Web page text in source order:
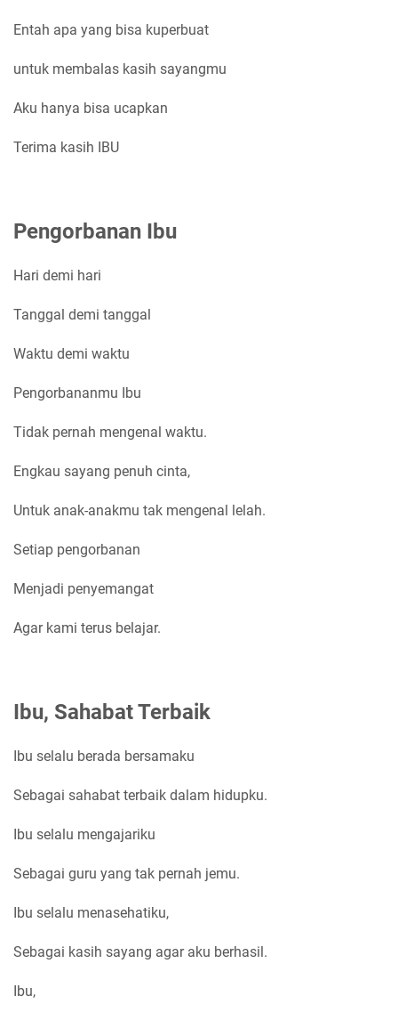
Entah apa yang bisa kuperbuat
untuk membalas kasih sayangmu
Aku hanya bisa ucapkan
Terima kasih IBU
Pengorbanan Ibu
Hari demi hari
Tanggal demi tanggal
Waktu demi waktu
Pengorbananmu Ibu
Tidak pernah mengenal waktu.
Engkau sayang penuh cinta,
Untuk anak-anakmu tak mengenal lelah.
Setiap pengorbanan
Menjadi penyemangat
Agar kami terus belajar.
Ibu, Sahabat Terbaik
Ibu selalu berada bersamaku
Sebagai sahabat terbaik dalam hidupku.
Ibu selalu mengajariku
Sebagai guru yang tak pernah jemu.
Ibu selalu menasehatiku,
Sebagai kasih sayang agar aku berhasil.
Ibu,